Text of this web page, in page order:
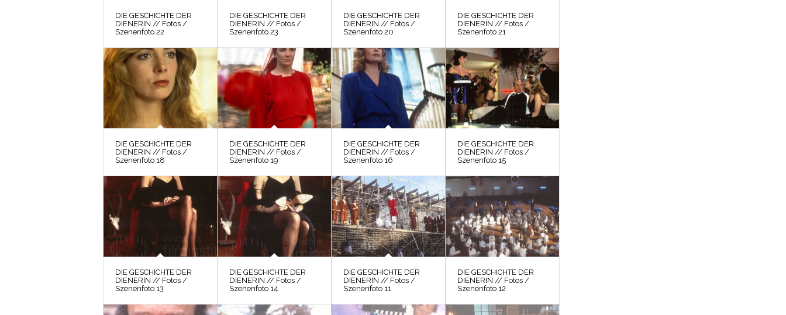
DIE GESCHICHTE DER
DIENERIN // Fotos /
Szenenfoto 22
DIE GESCHICHTE DER
DIENERIN // Fotos /
Szenenfoto 23
DIE GESCHICHTE DER
DIENERIN // Fotos /
Szenenfoto 20
DIE GESCHICHTE DER
DIENERIN // Fotos /
Szenenfoto 21
DIE GESCHICHTE DER
DIENERIN // Fotos /
Szenenfoto 18
DIE GESCHICHTE DER
DIENERIN // Fotos /
Szenenfoto 19
DIE GESCHICHTE DER
DIENERIN // Fotos /
Szenenfoto 16
DIE GESCHICHTE DER
DIENERIN // Fotos /
Szenenfoto 15
DIE GESCHICHTE DER
DIENERIN // Fotos /
Szenenfoto 13
DIE GESCHICHTE DER
DIENERIN // Fotos /
Szenenfoto 14
DIE GESCHICHTE DER
DIENERIN // Fotos /
Szenenfoto 11
DIE GESCHICHTE DER
DIENERIN // Fotos /
Szenenfoto 12